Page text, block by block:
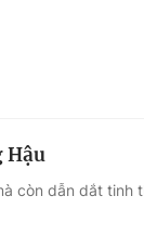
Học
Hậu
còn dẫn dắt tinh